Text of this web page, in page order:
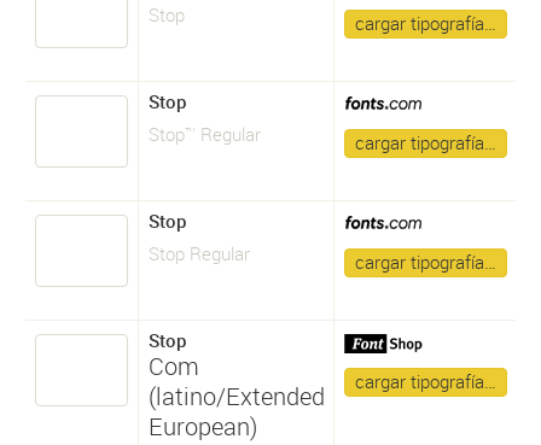
Stop
cargar tipografía…
Stop
Stop™ Regular
cargar tipografía…
Stop
Stop Regular
cargar tipografía…
Stop
Com
(latino/Extended
European)
cargar tipografía…